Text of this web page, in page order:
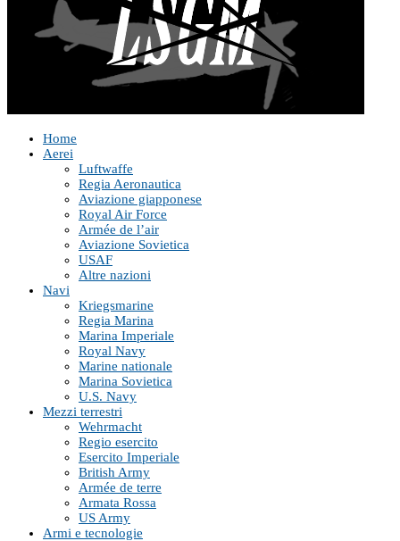
Home
Aerei
Luftwaffe
Regia Aeronautica
Aviazione giapponese
Royal Air Force
Armée de l’air
Aviazione Sovietica
USAF
Altre nazioni
Navi
Kriegsmarine
Regia Marina
Marina Imperiale
Royal Navy
Marine nationale
Marina Sovietica
U.S. Navy
Mezzi terrestri
Wehrmacht
Regio esercito
Esercito Imperiale
British Army
Armée de terre
Armata Rossa
US Army
Armi e tecnologie